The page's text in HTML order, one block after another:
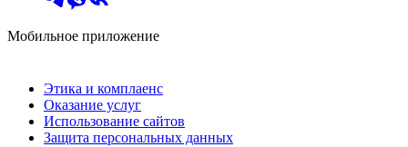
Мобильное приложение
Этика и комплаенс
Оказание услуг
Использование сайтов
Защита персональных данных